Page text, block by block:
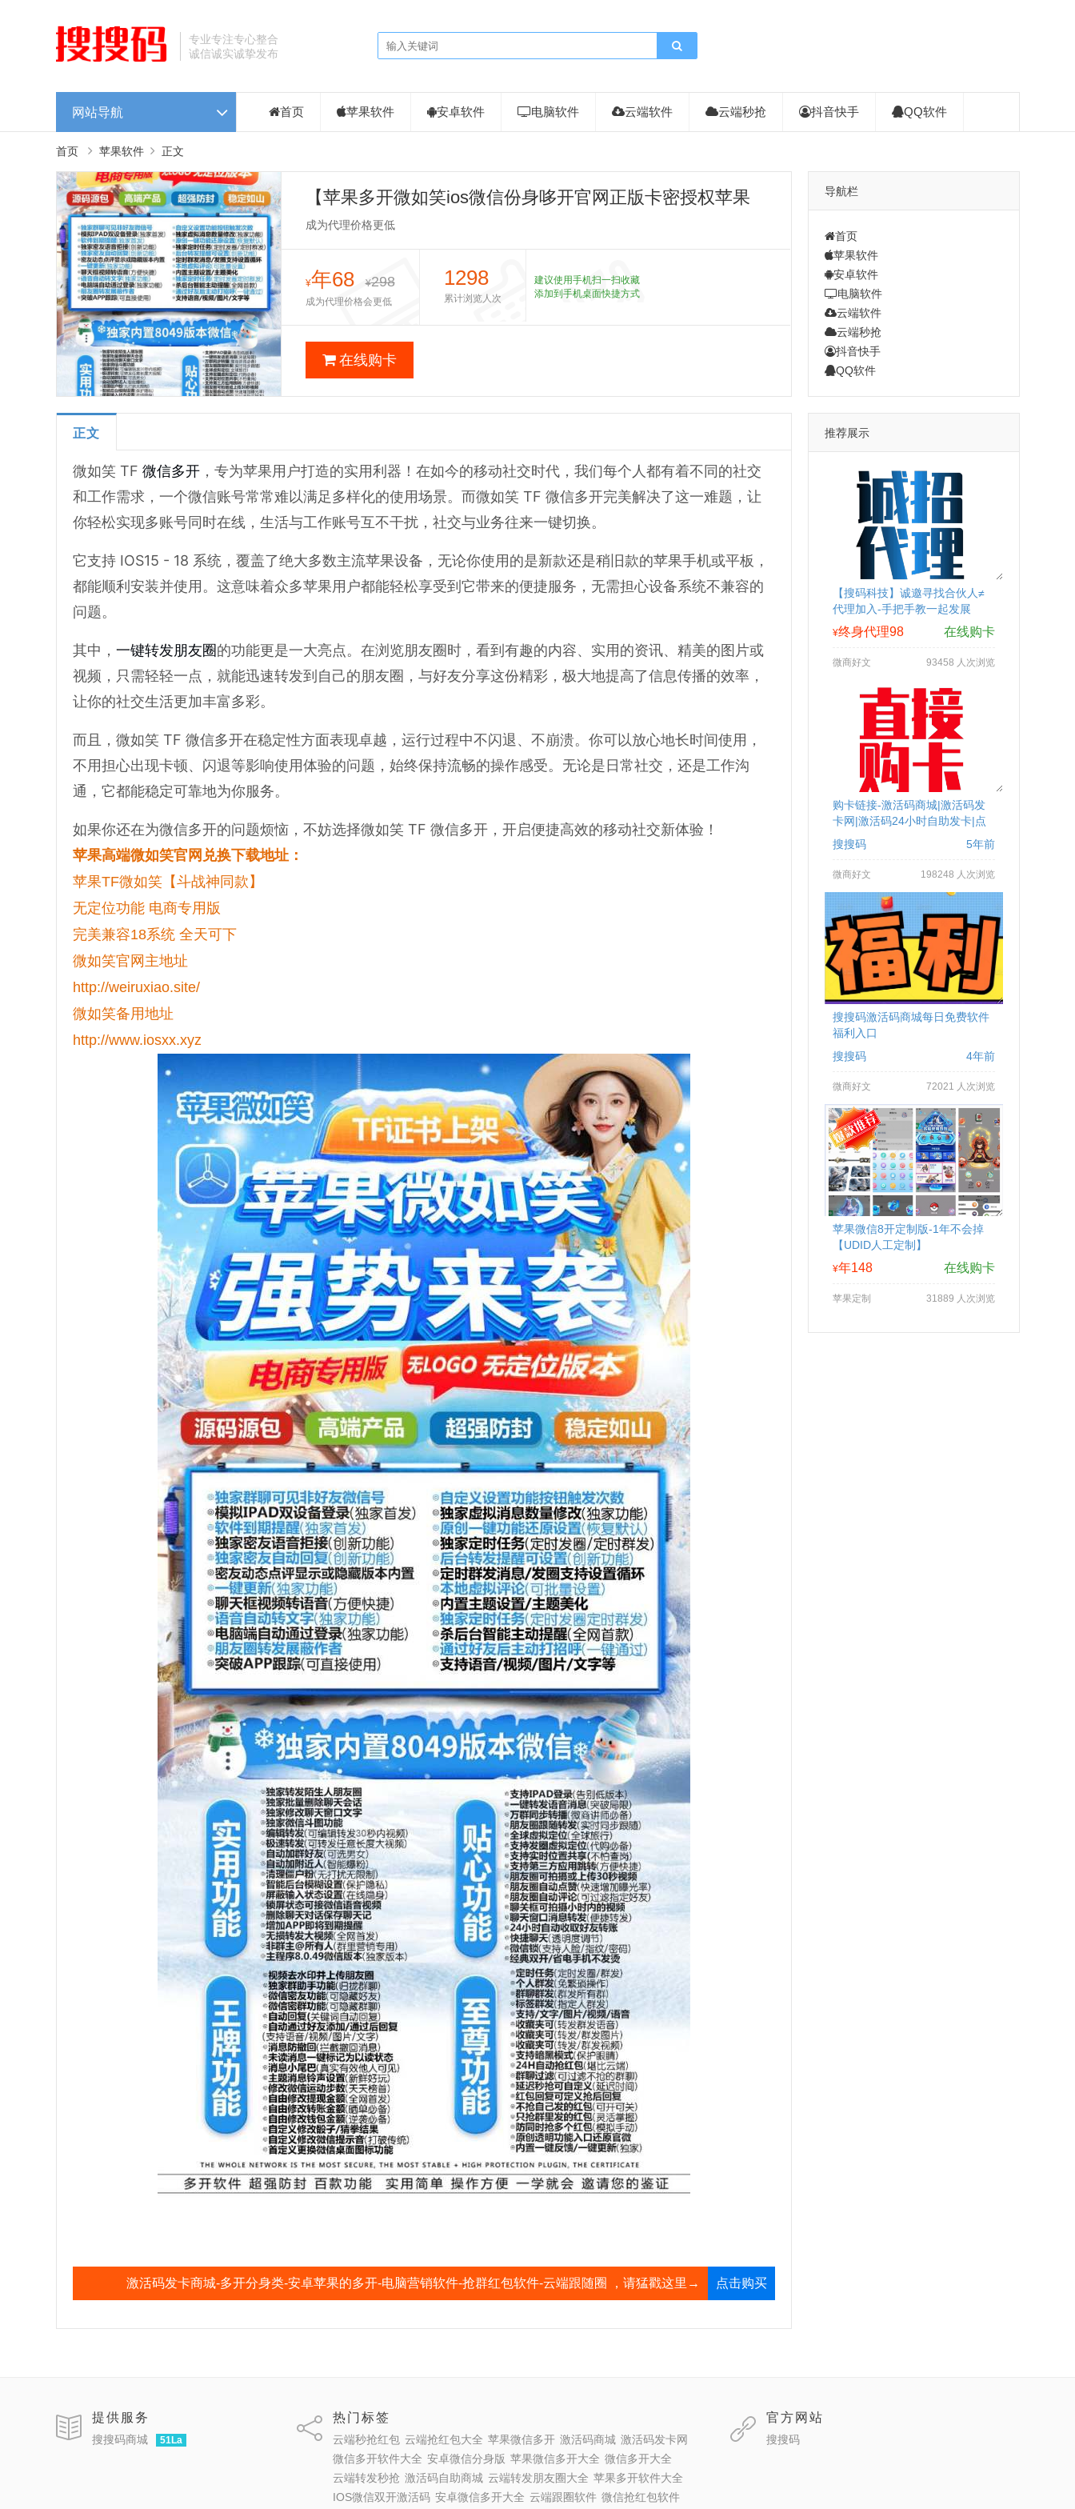
专业专注专心整合
诚信诚实诚挚发布
网站导航 首页 苹果软件 安卓软件 电脑软件 云端软件 云端秒抢 抖音快手 QQ软件
首页 苹果软件 正文
【苹果多开微如笑ios微信份身哆开官网正版卡密授权苹果
多开微如笑】
成为代理价格更低
¥年68 ¥298
成为代理价格会更低
1298
累计浏览人次
建议使用手机扫一扫收藏
添加到手机桌面快捷方式
在线购卡
正文
微如笑 TF 微信多开，专为苹果用户打造的实用利器！在如今的移动社交时代，我们每个人都有着不同的社交
和工作需求，一个微信账号常常难以满足多样化的使用场景。而微如笑 TF 微信多开完美解决了这一难题，让
你轻松实现多账号同时在线，生活与工作账号互不干扰，社交与业务往来一键切换。
它支持 IOS15 - 18 系统，覆盖了绝大多数主流苹果设备，无论你使用的是新款还是稍旧款的苹果手机或平板，
都能顺利安装并使用。这意味着众多苹果用户都能轻松享受到它带来的便捷服务，无需担心设备系统不兼容的
问题。
其中， 一键转发朋友圈的功能更是一大亮点。在浏览朋友圈时，看到有趣的内容、实用的资讯、精美的图片或
视频，只需轻轻一点，就能迅速转发到自己的朋友圈，与好友分享这份精彩，极大地提高了信息传播的效率，
让你的社交生活更加丰富多彩。
而且，微如笑 TF 微信多开在稳定性方面表现卓越，运行过程中不闪退、不崩溃。你可以放心地长时间使用，
不用担心出现卡顿、闪退等影响使用体验的问题，始终保持流畅的操作感受。无论是日常社交，还是工作沟
通，它都能稳定可靠地为你服务。
如果你还在为微信多开的问题烦恼，不妨选择微如笑 TF 微信多开，开启便捷高效的移动社交新体验！
苹果高端微如笑官网兑换下载地址：
苹果TF微如笑【斗战神同款】
无定位功能 电商专用版
完美兼容18系统 全天可下
微如笑官网主地址
http://weiruxiao.site/
微如笑备用地址
http://www.iosxx.xyz
激活码发卡商城-多开分身类-安卓苹果的多开-电脑营销软件-抢群红包软件-云端跟随圈 ，请猛戳这里→ 点击购买
导航栏
首页
苹果软件
安卓软件
电脑软件
云端软件
云端秒抢
抖音快手
QQ软件
推荐展示
【搜码科技】诚邀寻找合伙人≠
代理加入-手把手教一起发展
¥终身代理98 在线购卡
微商好文 93458 人次浏览
购卡链接-激活码商城|激活码发
卡网|激活码24小时自助发卡|点
击进入
搜搜码 5年前
微商好文 198248 人次浏览
搜搜码激活码商城每日免费软件
福利入口
搜搜码
4年前
微商好文 72021 人次浏览
苹果微信8开定制版-1年不会掉
【UDID人工定制】
¥年148 在线购卡
苹果定制 31889 人次浏览
提供服务
搜搜码商城 51La
热门标签
云端秒抢红包 云端抢红包大全 苹果微信多开 激活码商城 激活码发卡网
微信多开软件大全 安卓微信分身版 苹果微信多开大全 微信多开大全
云端转发秒抢 激活码自助商城 云端转发朋友圈大全 苹果多开软件大全
IOS微信双开激活码 安卓微信多开大全 云端跟圈软件 微信抢红包软件
官方网站
搜搜码